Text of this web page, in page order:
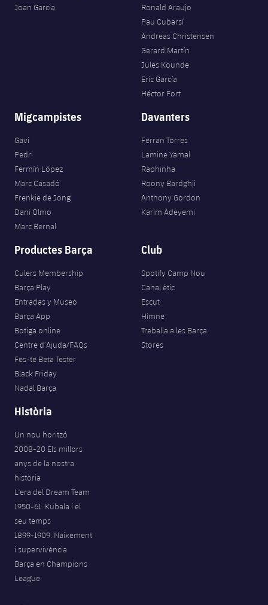
Joan Garcia
Ronald Araujo
Pau Cubarsí
Andreas Christensen
Gerard Martín
Jules Kounde
Eric García
Héctor Fort
Migcampistes
Gavi
Pedri
Fermín López
Marc Casadó
Frenkie de Jong
Dani Olmo
Marc Bernal
Davanters
Ferran Torres
Lamine Yamal
Raphinha
Roony Bardghji
Anthony Gordon
Karim Adeyemi
Productes Barça
Culers Membership
Barça Play
Entradas y Museo
Barça App
Botiga online
Centre d’Ajuda/FAQs
Fes-te Beta Tester
Black Friday
Nadal Barça
Club
Spotify Camp Nou
Canal ètic
Escut
Himne
Treballa a les Barça
Stores
Història
Un nou horitzó
2008-20 Els millors
anys de la nostra
història
L'era del Dream Team
1950-61. Kubala i el
seu temps
1899-1909. Naixement
i supervivència
Barça en Champions
League